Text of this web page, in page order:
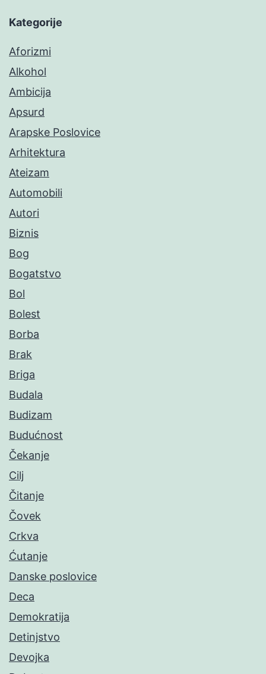
Kategorije
Aforizmi
Alkohol
Ambicija
Apsurd
Arapske Poslovice
Arhitektura
Ateizam
Automobili
Autori
Biznis
Bog
Bogatstvo
Bol
Bolest
Borba
Brak
Briga
Budala
Budizam
Budućnost
Čekanje
Cilj
Čitanje
Čovek
Crkva
Ćutanje
Danske poslovice
Deca
Demokratija
Detinjstvo
Devojka